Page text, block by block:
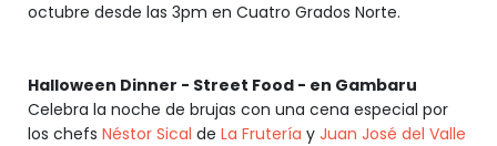
octubre desde las 3pm en Cuatro Grados Norte.
Halloween Dinner - Street Food - en Gambaru
Celebra la noche de brujas con una cena especial por
los chefs Néstor Sical de La Frutería y Juan José del Valle